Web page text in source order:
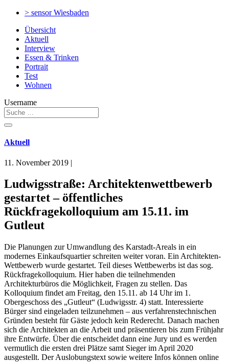
> sensorWiesbaden
Übersicht
Aktuell
Interview
Essen & Trinken
Portrait
Test
Wohnen
Username
Aktuell
11. November 2019 |
Ludwigsstraße: Architektenwettbewerb
gestartet – öffentliches
Rückfragekolloquium am 15.11. im
Gutleut
Die Planungen zur Umwandlung des Karstadt-Areals in ein
modernes Einkaufsquartier schreiten weiter voran. Ein Architekten-
Wettbewerb wurde gestartet. Teil dieses Wettbewerbs ist das sog.
Rückfragekolloquium. Hier haben die teilnehmenden
Architekturbüros die Möglichkeit, Fragen zu stellen. Das
Kolloquium findet am Freitag, den 15.11. ab 14 Uhr im 1.
Obergeschoss des „Gutleut“ (Ludwigsstr. 4) statt. Interessierte
Bürger sind eingeladen teilzunehmen – aus verfahrenstechnischen
Gründen besteht für Gäste jedoch kein Rederecht. Danach machen
sich die Architekten an die Arbeit und präsentieren bis zum Frühjahr
ihre Entwürfe. Über die entscheidet dann eine Jury und es werden
vermutlich die ersten drei Plätze samt Sieger im April 2020
ausgestellt. Der Auslobungstext sowie weitere Infos können online